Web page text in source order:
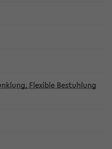
Flexible Bestuhlung